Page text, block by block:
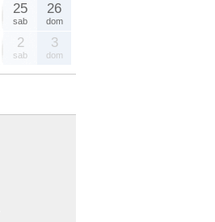
25
sab
26
dom
2
sab
3
dom